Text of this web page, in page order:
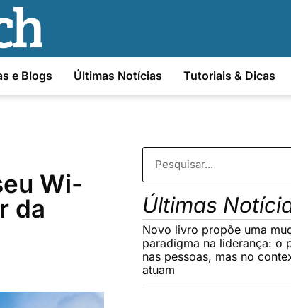
e Blogs Últimas Notícias Tutoriais & Dicas
Wi-
da
Últimas
Novo livro propõe uma
paradigma na liderança: o
nas pessoas, mas no
atuam